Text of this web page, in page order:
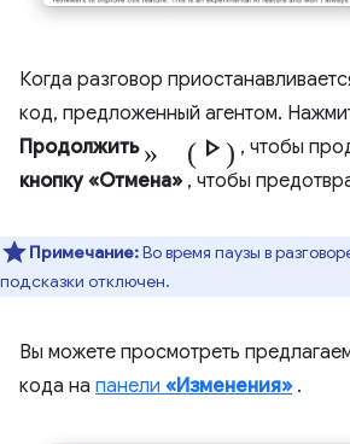
Когда разговор
код, предложенный агентом.
Продолжить » (Play_arrow) , чтобы
кнопку «Отмена» , чтобы
Примечание:Во время паузы в
подсказки отключен.
Вы можете просмотреть
кода на панели «Изменения» .